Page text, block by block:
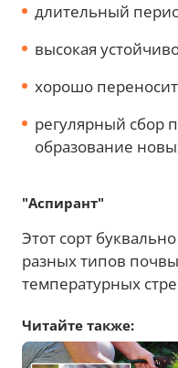
длительный
высокая
хорошо
регулярный сбор
образование
"Аспирант"
Этот сорт
разных типов
температурных
Читайте также: